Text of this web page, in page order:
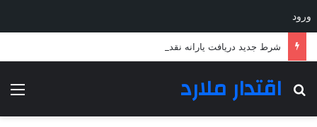
ورود
اقتدار ملارد
جستجو برای